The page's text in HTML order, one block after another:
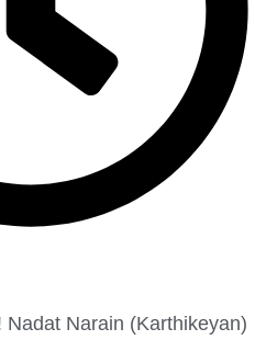
Nadat Narain (Karthikeyan)